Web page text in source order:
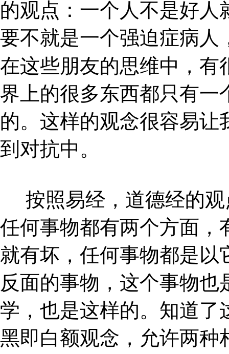
的观点：一个人不是好
要不就是一个强迫症病人
在这些朋友的思维中，有
界上的很多东西都只有一
的。这样的观念很容易
到对抗中。
按照易经，道德经的
任何事物都有两个方面，
就有坏，任何事物都是以
反面的事物，这个事物
学，也是这样的。知道了
黑即白额观念，允许两种